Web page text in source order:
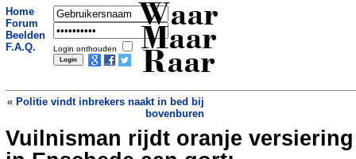
Home
Forum
Beelden
F.A.Q.
Login onthouden
Waar
Maar
Raar
« Politie vindt inbrekers naakt in bed bij
bovenburen
BIJ1 Haarlem gooit vrouw uit bestuur
wegens heteroseksueel en wit»
Vuilnisman rijdt oranje versiering